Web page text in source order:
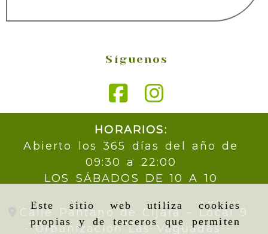
Este sitio web utiliza cookies
propias y de terceros que permiten
Síguenos
HORARIOS:
Abierto los 365 días del año de
09:30 a 22:00
LOS SÁBADOS DE 10 A 10
Calle Pantano de Cijara – Local 9
- Urbanización Las Vaguadas -